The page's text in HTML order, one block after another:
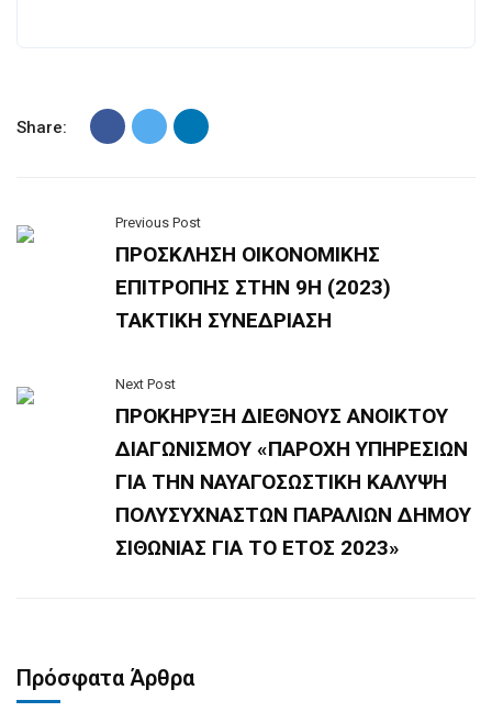
Share:
Previous Post
ΠΡΟΣΚΛΗΣΗ ΟΙΚΟΝΟΜΙΚΗΣ
ΕΠΙΤΡΟΠΗΣ ΣΤΗΝ 9Η (2023)
ΤΑΚΤΙΚΗ ΣΥΝΕΔΡΙΑΣΗ
Next Post
ΠΡΟΚΗΡΥΞΗ ΔΙΕΘΝΟΥΣ ΑΝΟΙΚΤΟΥ
ΔΙΑΓΩΝΙΣΜΟΥ «ΠΑΡΟΧΗ ΥΠΗΡΕΣΙΩΝ
ΓΙΑ ΤΗΝ ΝΑΥΑΓΟΣΩΣΤΙΚΗ ΚΑΛΥΨΗ
ΠΟΛΥΣΥΧΝΑΣΤΩΝ ΠΑΡΑΛΙΩΝ ΔΗΜΟΥ
ΣΙΘΩΝΙΑΣ ΓΙΑ ΤΟ ΕΤΟΣ 2023»
Πρόσφατα Άρθρα